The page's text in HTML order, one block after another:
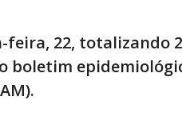
22, totalizando
boletim